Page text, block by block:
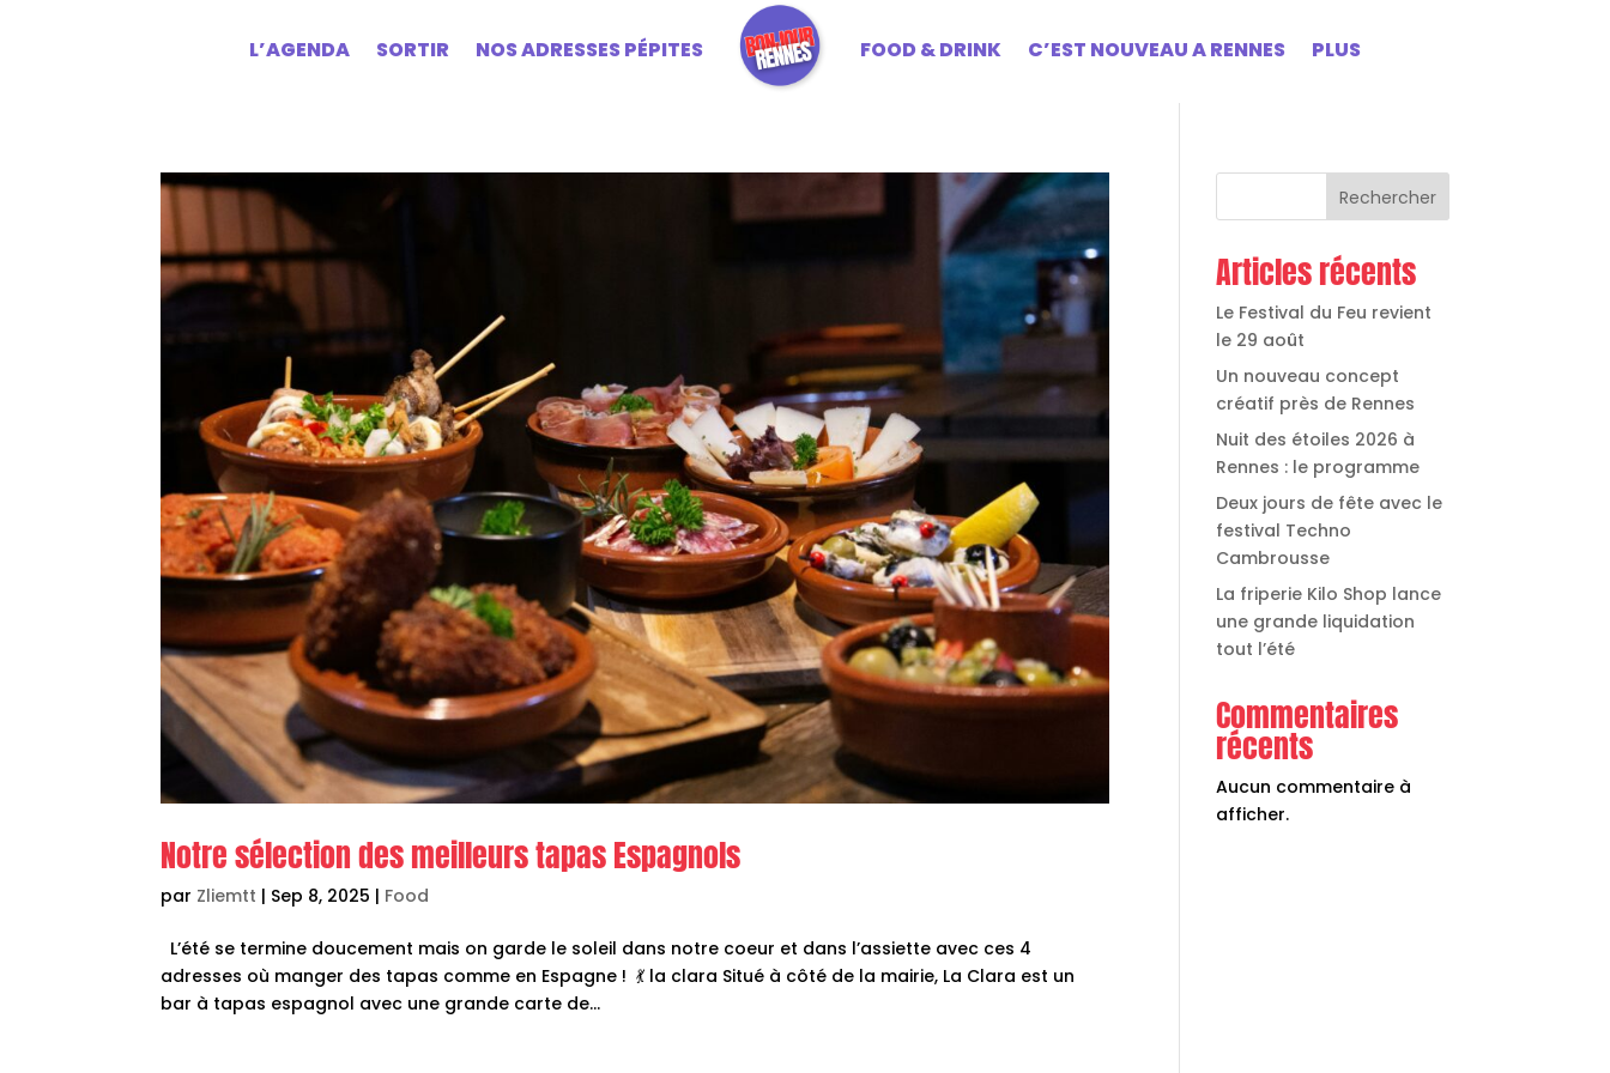
L’AGENDA SORTIR NOS ADRESSES PÉPITES FOOD & DRINK C’EST NOUVEAU A RENNES PLUS
Notre sélection des meilleurs tapas Espagnols
par Zliemtt | Sep 8, 2025 | Food
L’été se termine doucement mais on garde le soleil dans notre coeur et dans l’assiette avec ces 4
adresses où manger des tapas comme en Espagne ! 💃 la clara Situé à côté de la mairie, La Clara est un
bar à tapas espagnol avec une grande carte de...
Rechercher
Articles récents
Le Festival du Feu revient
le 29 août
Un nouveau concept
créatif près de Rennes
Nuit des étoiles 2026 à
Rennes : le programme
Deux jours de fête avec le
festival Techno
Cambrousse
La friperie Kilo Shop lance
une grande liquidation
tout l’été
Commentaires
récents
Aucun commentaire à
afficher.